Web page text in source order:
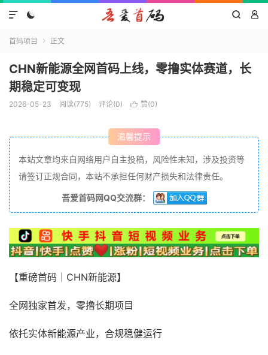
  

首码项目  正文
CHN新能源全网首码上线，零撸实体赛道，长
期稳定可变现
2026-05-23 阅读(775) 评论(0)  赞(0)
温馨提示
本站文章均来自网络用户自主投稿，风险性未知，涉及投资等
请签订正规合同，本站不承担任何财产损失和法律责任。
吾爱首码网QQ交流群：
【重磅首码｜CHN新能源】
全网独家首发，零撸长期项目
依托实体新能源产业，合规稳健运行